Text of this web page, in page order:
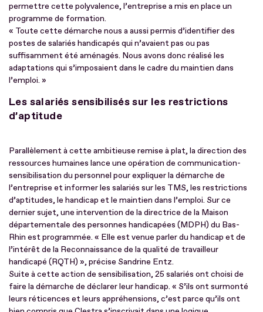
permettre cette polyvalence, l’entreprise a mis en place un
programme de formation.
« Toute cette démarche nous a aussi permis d’identifier des
postes de salariés handicapés qui n’avaient pas ou pas
suffisamment été aménagés. Nous avons donc réalisé les
adaptations qui s’imposaient dans le cadre du maintien dans
l’emploi. »
Les salariés sensibilisés sur les restrictions
d’aptitude
Parallèlement à cette ambitieuse remise à plat, la direction des
ressources humaines lance une opération de communication-
sensibilisation du personnel pour expliquer la démarche de
l’entreprise et informer les salariés sur les TMS, les restrictions
d’aptitudes, le handicap et le maintien dans l’emploi. Sur ce
dernier sujet, une intervention de la directrice de la Maison
départementale des personnes handicapées (MDPH) du Bas-
Rhin est programmée. « Elle est venue parler du handicap et de
l’intérêt de la Reconnaissance de la qualité de travailleur
handicapé (RQTH) », précise Sandrine Entz.
Suite à cette action de sensibilisation, 25 salariés ont choisi de
faire la démarche de déclarer leur handicap. « S’ils ont surmonté
leurs réticences et leurs appréhensions, c’est parce qu’ils ont